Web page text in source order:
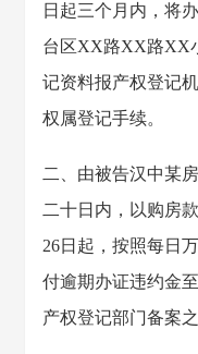
日起三个月内，将
台区XX路XX路XX
记资料报产权登记
权属登记手续。
二、由被告汉中某
二十日内，以购房
26日起，按照每日
付逾期办证违约金
产权登记部门备案之